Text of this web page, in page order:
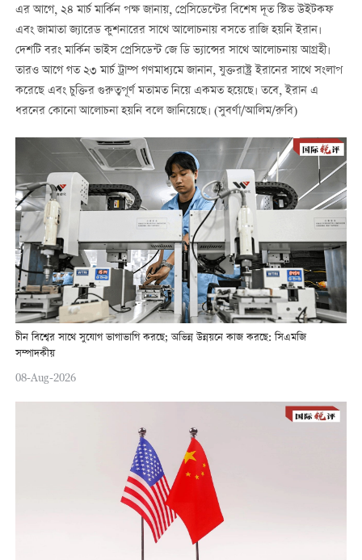
এর আগে, ২৪ মার্চ মার্কিন পক্ষ জানায়, প্রেসিডেন্টের বিশেষ দূত স্টিভ উইটকফ
এবং জামাতা জ্যারেড কুশনারের সাথে আলোচনায় বসতে রাজি হয়নি ইরান।
দেশটি বরং মার্কিন ভাইস প্রেসিডেন্ট জে ডি ভ্যান্সের সাথে আলোচনায় আগ্রহী।
তারও আগে গত ২৩ মার্চ ট্রাম্প গণমাধ্যমে জানান, যুক্তরাষ্ট্র ইরানের সাথে সংলাপ
করেছে এবং চুক্তির গুরুত্বপূর্ণ মতামত নিয়ে একমত হয়েছে। তবে, ইরান এ
ধরনের কোনো আলোচনা হয়নি বলে জানিয়েছে। (সুবর্ণা/আলিম/রুবি)
চীন বিশ্বের সাথে সুযোগ ভাগাভাগি করছে; অভিন্ন উন্নয়নে কাজ করছে: সিএমজি
সম্পাদকীয়
08-Aug-2026